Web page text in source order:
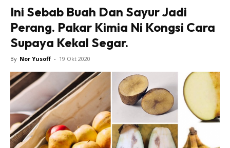
Ini Sebab Buah Dan Sayur Jadi
Perang. Pakar Kimia Ni Kongsi Cara
Supaya Kekal Segar.
By Nor Yusoff - 19 Okt 2020